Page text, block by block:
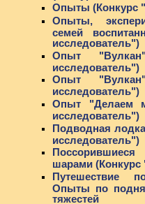
Опыты (Конкурс
Опыты,
семей
исследователь")
Опыт
исследователь")
Опыт
исследователь")
Опыт "Делаем
исследователь")
Подводная
исследователь")
шарами (Конкурс
Путешествие
Опыты по
тяжестей